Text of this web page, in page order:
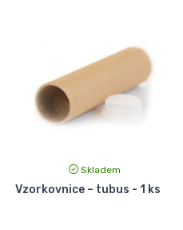
Skladem
Vzorkovnice – tubus - 1 ks